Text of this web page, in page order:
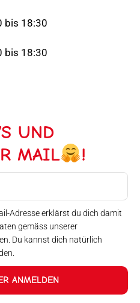
bis 18:30
bis 18:30
UND
MAIL
!
Adresse erklärst du dich damit
gemäss unserer
Du kannst dich natürlich
ANMELDEN